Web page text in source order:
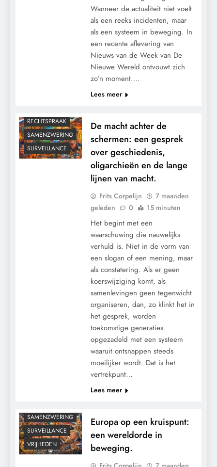
Wanneer de actualiteit niet voelt
als een reeks incidenten, maar
als een systeem in beweging. In
een recente aflevering van
Nieuws van de Week van De
Nieuwe Wereld ontvouwt zich
zo’n moment….
Lees meer
RECHTSPRAAK
SAMENZWERING
SURVEILLANCE
De macht achter de
schermen: een gesprek
over geschiedenis,
oligarchieën en de lange
lijnen van macht.
Frits Corpelijn
7 maanden
geleden
0 15 minuten
Het begint met een
waarschuwing die nauwelijks
verhuld is. Niet in de vorm van
een slogan of een mening, maar
als constatering. Als er geen
koerswijziging komt, als
samenlevingen geen tegenwicht
organiseren, dan, zo klinkt het in
het gesprek, worden
toekomstige generaties
opgezadeld met een systeem
waaruit ontsnappen steeds
moeilijker wordt. Dat is het
vertrekpunt…
Lees meer
SAMENZWERING
SURVEILLANCE
VRIJHEDEN
Europa op een kruispunt:
een wereldorde in
beweging.